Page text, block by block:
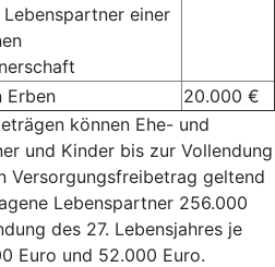
Lebenspartner einer
Erben
20.000 €
können Ehe- und
und Kinder bis zur Vollendung
Versorgungsfreibetrag geltend
Lebenspartner 256.000
des 27. Lebensjahres je
Euro und 52.000 Euro.